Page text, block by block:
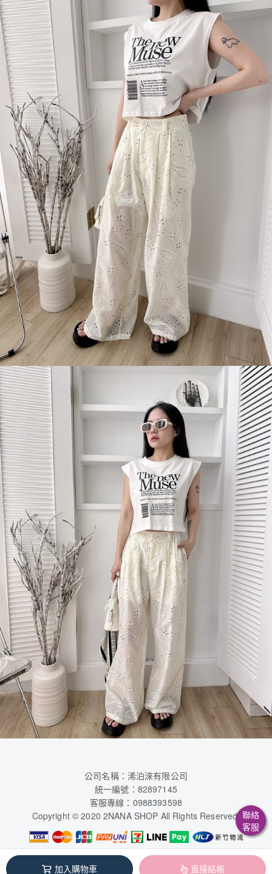
加入購物車 直接結帳
公司名稱：浠泊淶有限公司
統一編號：82897145
客服專線：0988393598
Copyright © 2020 2NANA SHOP All Rights Reserved.
浠泊淶有限公司 / 82897145
聯絡
客服